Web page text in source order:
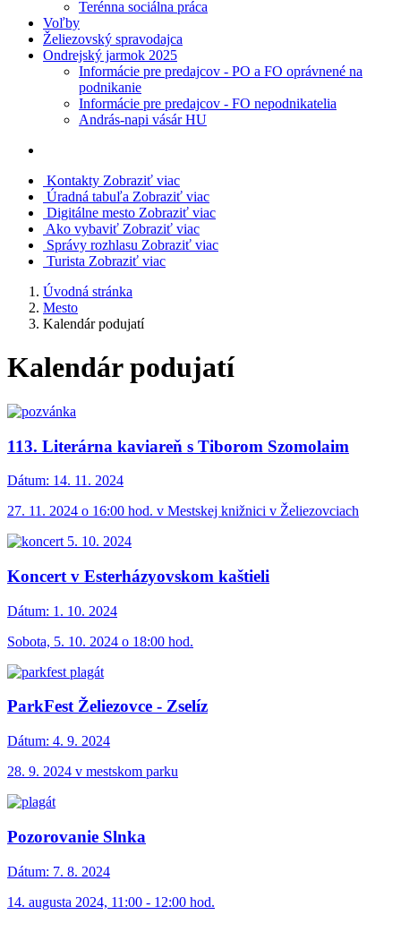
Terénna sociálna práca
Voľby
Želiezovský spravodajca
Ondrejský jarmok 2025
Informácie pre predajcov - PO a FO oprávnené na
podnikanie
Informácie pre predajcov - FO nepodnikatelia
András-napi vásár HU
Kontakty Zobraziť viac
Úradná tabuľa Zobraziť viac
Digitálne mesto Zobraziť viac
Ako vybaviť Zobraziť viac
Správy rozhlasu Zobraziť viac
Turista Zobraziť viac
Úvodná stránka
Mesto
Kalendár podujatí
Kalendár podujatí
113. Literárna kaviareň s Tiborom Szomolaim
Dátum: 14. 11. 2024
27. 11. 2024 o 16:00 hod. v Mestskej knižnici v Želiezovciach
Koncert v Esterházyovskom kaštieli
Dátum: 1. 10. 2024
Sobota, 5. 10. 2024 o 18:00 hod.
ParkFest Želiezovce - Zselíz
Dátum: 4. 9. 2024
28. 9. 2024 v mestskom parku
Pozorovanie Slnka
Dátum: 7. 8. 2024
14. augusta 2024, 11:00 - 12:00 hod.